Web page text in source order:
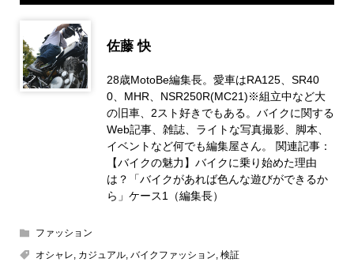
佐藤 快
28歳MotoBe編集長。愛車はRA125、SR40
0、MHR、NSR250R(MC21)※組立中など大
の旧車、2スト好きでもある。バイクに関する
Web記事、雑誌、ライトな写真撮影、脚本、
イベントなど何でも編集屋さん。 関連記事：
【バイクの魅力】バイクに乗り始めた理由
は？「バイクがあれば色んな遊びができるか
ら」ケース1（編集長）
ファッション
オシャレ カジュアル, バイクファッション 検証